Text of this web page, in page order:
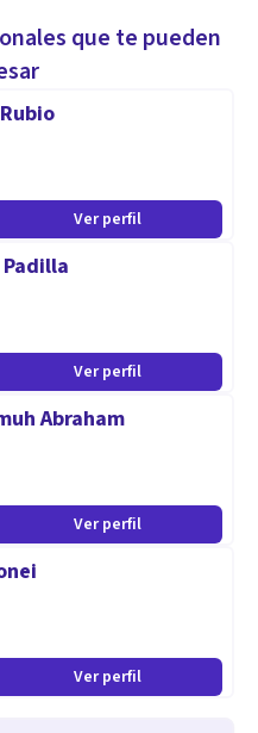
que te pueden
Ver perfil
Ver perfil
Abraham
Ver perfil
Ver perfil